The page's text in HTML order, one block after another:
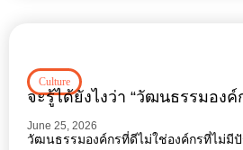
Culture
จะรู้ได้ยังไงว่า “วัฒนธรรมองค์
June 25, 2026
วัฒนธรรมองค์กรที่ดีไม่ใช่องค์กรที่ไม่มี